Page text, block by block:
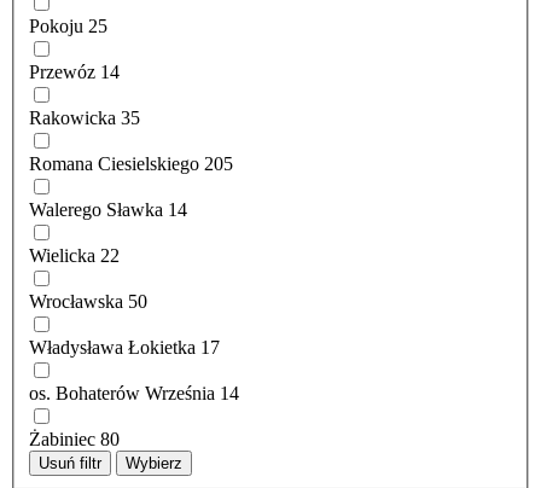
Pokoju 25
Przewóz 14
Rakowicka 35
Romana Ciesielskiego 205
Walerego Sławka 14
Wielicka 22
Wrocławska 50
Władysława Łokietka 17
os. Bohaterów Września 14
Żabiniec 80
Usuń filtr Wybierz